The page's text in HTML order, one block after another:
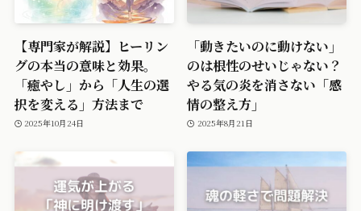
【専門家が解説】ヒーリン
グの本当の意味と効果。
「癒やし」から「人生の選
択を変える」方法まで
2025年10月24日
「動きたいのに動けない」
のは根性のせいじゃない？
やる気の炎を消さない「感
情の整え方」
2025年8月21日